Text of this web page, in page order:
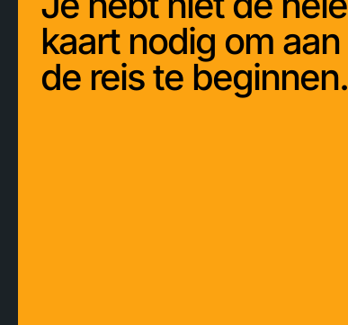
kaart nodig om aan
de reis te beginnen.